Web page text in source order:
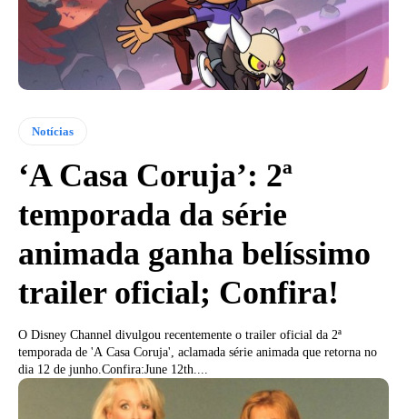
Notícias
‘A Casa Coruja’: 2ª
temporada da série
animada ganha belíssimo
trailer oficial; Confira!
O Disney Channel divulgou recentemente o trailer oficial da 2ª
temporada de 'A Casa Coruja', aclamada série animada que retorna no
dia 12 de junho.Confira:June 12th....